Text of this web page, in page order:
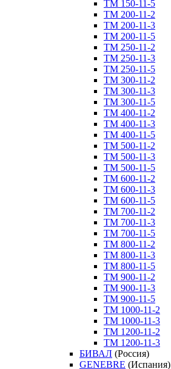
ТM 150-11-5
ТM 200-11-2
ТM 200-11-3
ТM 200-11-5
ТM 250-11-2
ТM 250-11-3
ТM 250-11-5
ТM 300-11-2
ТM 300-11-3
ТM 300-11-5
ТM 400-11-2
ТM 400-11-3
ТM 400-11-5
ТM 500-11-2
ТM 500-11-3
ТM 500-11-5
ТM 600-11-2
ТM 600-11-3
ТM 600-11-5
ТM 700-11-2
ТM 700-11-3
ТM 700-11-5
ТM 800-11-2
ТM 800-11-3
ТM 800-11-5
ТM 900-11-2
ТM 900-11-3
ТM 900-11-5
ТM 1000-11-2
ТM 1000-11-3
ТM 1200-11-2
ТM 1200-11-3
БИВАЛ (Россия)
GENEBRE (Испания)